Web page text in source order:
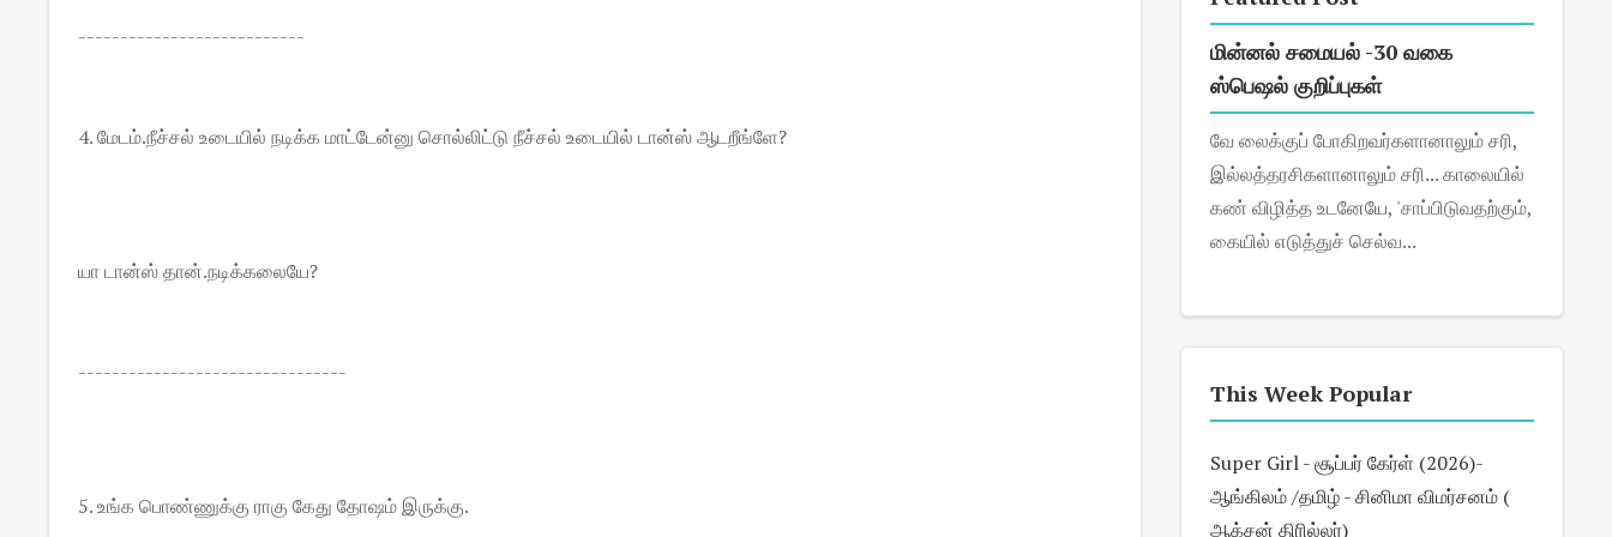
---------------------------
4. மேடம்.நீச்சல் உடையில் நடிக்க மாட்டேன்னு சொல்லிட்டு நீச்சல் உடையில் டான்ஸ் ஆடறீங்ளே?
யா டான்ஸ் தான்.நடிக்கலையே?
--------------------------------
5. உங்க பொண்ணுக்கு ராகு கேது தோஷம் இருக்கு.
மின்னல் சமையல் -30 வகை
ஸ்பெஷல் குறிப்புகள்
வே லைக்குப் போகிறவர்களானாலும் சரி,
இல்லத்தரசிகளானாலும் சரி... காலையில்
கண் விழித்த உடனேயே, 'சாப்பிடுவதற்கும்,
கையில் எடுத்துச் செல்வ...
This Week Popular
Super Girl - சூப்பர் கேர்ள் (2026)-
ஆங்கிலம் /தமிழ் - சினிமா விமர்சனம் (
ஆக்சன் திரில்லர்)